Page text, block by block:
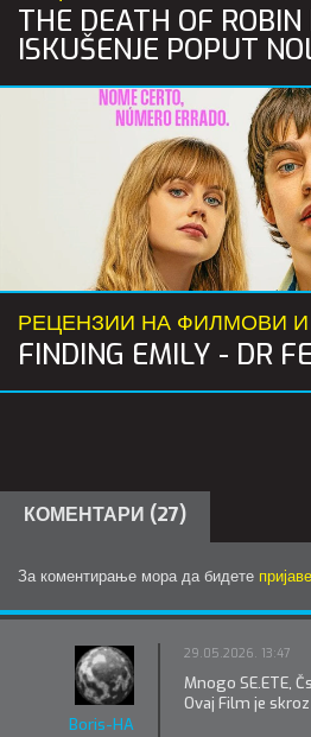
THE DEATH OF ROBIN
ISKUŠENJE POPUT
РЕЦЕНЗИИ НА ФИЛМОВИ
FINDING EMILY - DR
КОМЕНТАРИ (27)
За коментирање мора да бидете
Boris-HA
29.05.2026. 13:47
Mnogo SE.ETE,
Ovaj Film je skroz